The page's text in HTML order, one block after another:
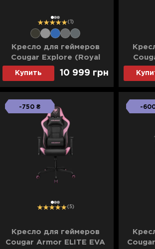
12 3 (1)
Кресло для геймеров
Cougar Explore (Royal
Ash) F
Купить 10 999 грн
12 3
-750 ₴
(5)
Кресло для геймеров
Cougar Armor ELITE EVA
-